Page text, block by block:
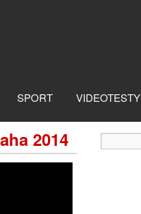
SPORT VIDEOTESTY
2014